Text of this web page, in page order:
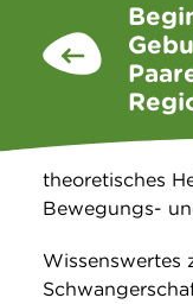
Service
theoretisches
Bewegungs-
Wissenswertes